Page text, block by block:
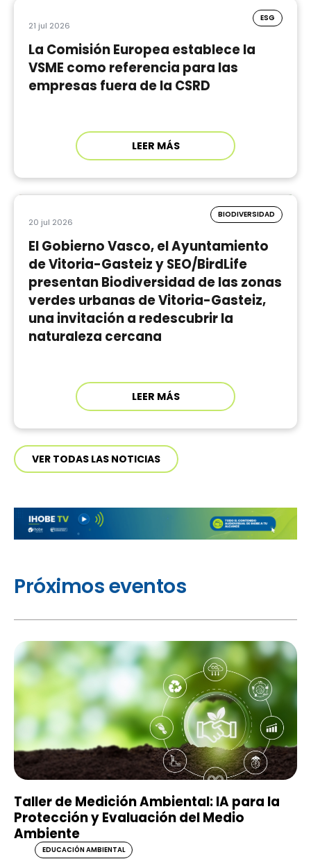
21 jul 2026
ESG
La Comisión Europea establece la
VSME como referencia para las
empresas fuera de la CSRD
LEER MÁS
20 jul 2026
BIODIVERSIDAD
El Gobierno Vasco, el Ayuntamiento
de Vitoria-Gasteiz y SEO/BirdLife
presentan Biodiversidad de las zonas
verdes urbanas de Vitoria-Gasteiz,
una invitación a redescubrir la
naturaleza cercana
LEER MÁS
VER TODAS LAS NOTICIAS
Próximos eventos
Taller de Medición Ambiental: IA para la
Protección y Evaluación del Medio
Ambiente
EDUCACIÓN AMBIENTAL